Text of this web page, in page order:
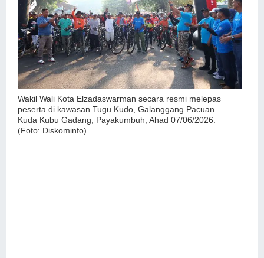
Wakil Wali Kota Elzadaswarman secara resmi melepas
peserta di kawasan Tugu Kudo, Galanggang Pacuan
Kuda Kubu Gadang, Payakumbuh, Ahad 07/06/2026.
(Foto: Diskominfo).